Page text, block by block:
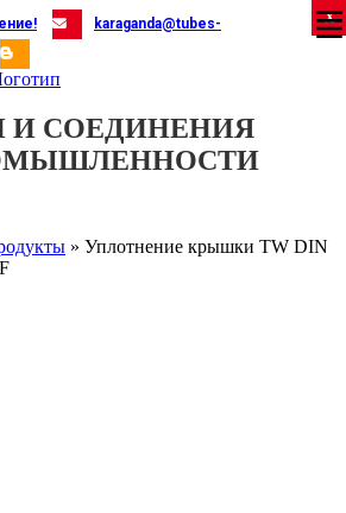
karaganda@tubes-
И СОЕДИНЕНИЯ
» Уплотнение крышки TW DIN
X
X
X
X
X
X
X
X
X
X
X
X
X
X
X
X
X
X
X